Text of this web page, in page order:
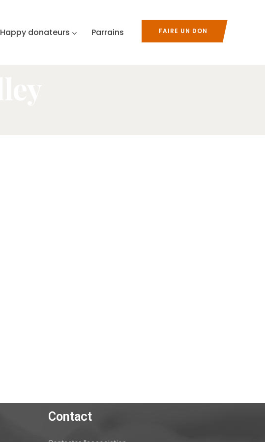
Happy donateurs Parrains FAIRE UN DON
Contact